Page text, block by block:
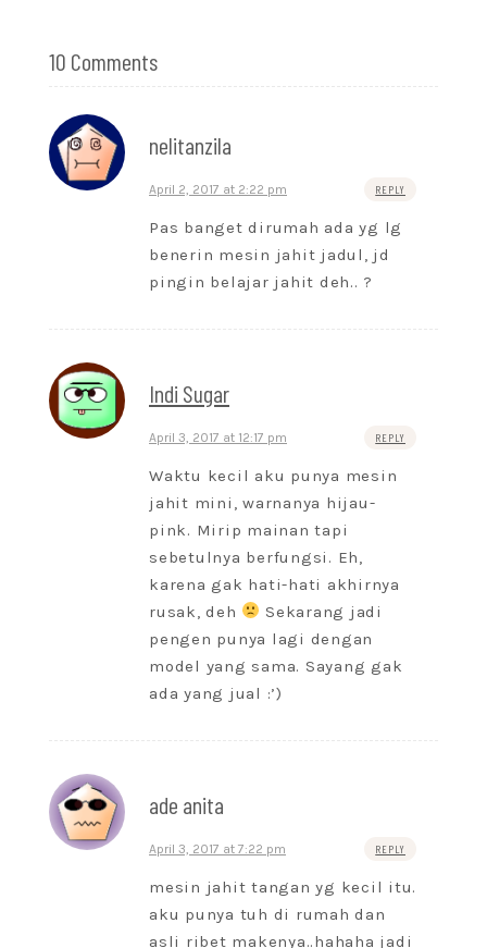
10 Comments
nelitanzila
April 2, 2017 at 2:22 pm REPLY
Pas banget dirumah ada yg lg
benerin mesin jahit jadul, jd
pingin belajar jahit deh.. ?
Indi Sugar
April 3, 2017 at 12:17 pm REPLY
Waktu kecil aku punya mesin
jahit mini, warnanya hijau-
pink. Mirip mainan tapi
sebetulnya berfungsi. Eh,
karena gak hati-hati akhirnya
rusak, deh
Sekarang jadi
pengen punya lagi dengan
model yang sama. Sayang gak
ada yang jual :’)
ade anita
April 3, 2017 at 7:22 pm REPLY
mesin jahit tangan yg kecil itu.
aku punya tuh di rumah dan
asli ribet makenya..hahaha jadi